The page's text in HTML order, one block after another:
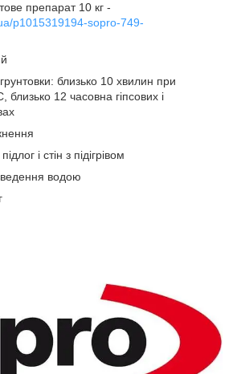
препарат 10 кг -
p1015319194-sopro-749-
близько 10 хвилин при
близько 12 часовна гіпсових і
і стін з підігрівом
водою